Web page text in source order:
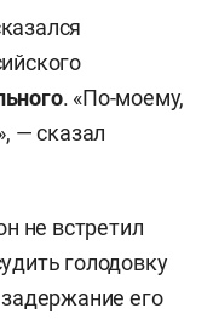
. «По-моему,
— сказал
не встретил
голодовку
его